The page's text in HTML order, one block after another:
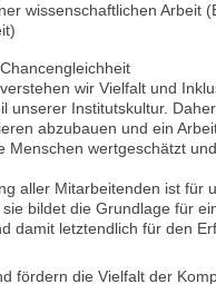
wissenschaftlichen Arbeit
wir Vielfalt und
unserer Institutskultur.
abzubauen und ein
Menschen wertgeschätzt
aller Mitarbeitenden ist für
bildet die Grundlage für
damit letztendlich für den
fördern die Vielfalt der